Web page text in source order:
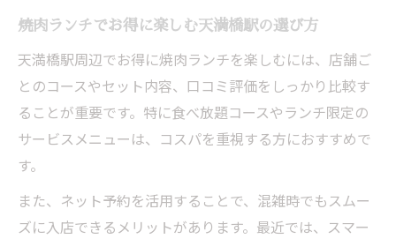
焼肉ランチでお得に楽しむ天満橋駅の選び方
天満橋駅周辺でお得に焼肉ランチを楽しむには、店舗ご
とのコースやセット内容、口コミ評価をしっかり比較す
ることが重要です。特に食べ放題コースやランチ限定の
サービスメニューは、コスパを重視する方におすすめで
す。
また、ネット予約を活用することで、混雑時でもスムー
ズに入店できるメリットがあります。最近では、スマー